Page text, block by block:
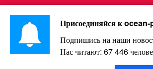
Перейти
контенту
Интересно и весело!
10 плюсов кофе, о
Присоединяйся кocean-
Подпишись на наши
Нас читают: 67 446